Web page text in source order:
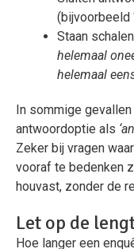
(bijvoorbeeld
Staan
helemaal
helemaal
In sommige
antwoordoptie als
Zeker bij vragen
vooraf te bedenken
houvast, zonder de
Let op de
Hoe langer een